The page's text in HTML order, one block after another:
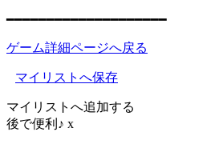
━━━━━━━━━━━━━━━━━━━━
ゲーム詳細ページへ戻る
マイリストへ保存
マイリストへ追加する
後で便利♪ x